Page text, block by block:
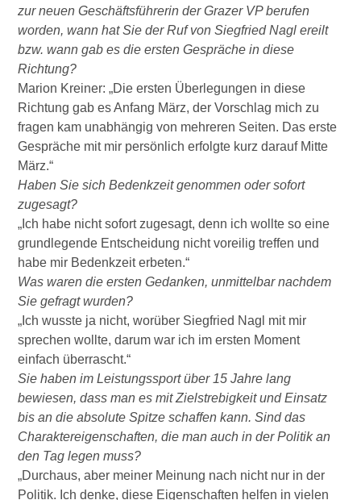
zur neuen Geschäftsführerin der Grazer VP berufen
worden, wann hat Sie der Ruf von Siegfried Nagl ereilt
bzw. wann gab es die ersten Gespräche in diese
Richtung?
Marion Kreiner: „Die ersten Überlegungen in diese
Richtung gab es Anfang März, der Vorschlag mich zu
fragen kam unabhängig von mehreren Seiten. Das erste
Gespräche mit mir persönlich erfolgte kurz darauf Mitte
März.“
Haben Sie sich Bedenkzeit genommen oder sofort
zugesagt?
„Ich habe nicht sofort zugesagt, denn ich wollte so eine
grundlegende Entscheidung nicht voreilig treffen und
habe mir Bedenkzeit erbeten.“
Was waren die ersten Gedanken, unmittelbar nachdem
Sie gefragt wurden?
„Ich wusste ja nicht, worüber Siegfried Nagl mit mir
sprechen wollte, darum war ich im ersten Moment
einfach überrascht.“
Sie haben im Leistungssport über 15 Jahre lang
bewiesen, dass man es mit Zielstrebigkeit und Einsatz
bis an die absolute Spitze schaffen kann. Sind das
Charaktereigenschaften, die man auch in der Politik an
den Tag legen muss?
„Durchaus, aber meiner Meinung nach nicht nur in der
Politik. Ich denke, diese Eigenschaften helfen in vielen